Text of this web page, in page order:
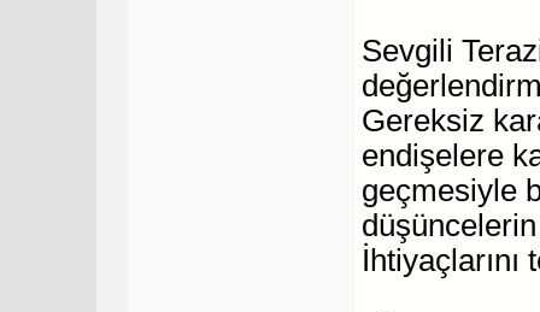
Sevgili
Gereksiz
endişelere
geçmesiyle